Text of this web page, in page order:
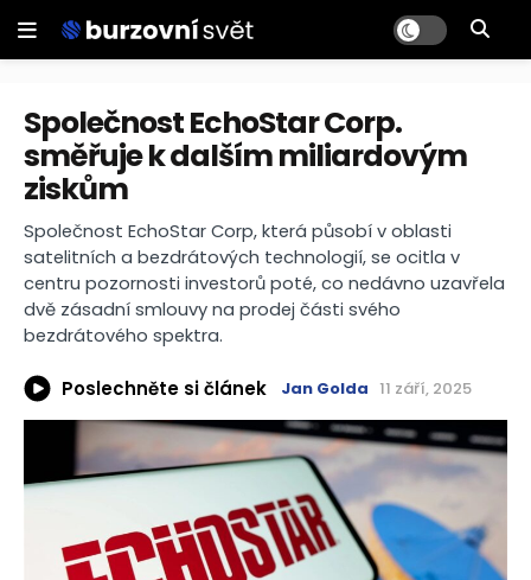
Společnost EchoStar Corp.
směřuje k dalším miliardovým
ziskům
Společnost EchoStar Corp, která působí v oblasti
satelitních a bezdrátových technologií, se ocitla v
centru pozornosti investorů poté, co nedávno uzavřela
dvě zásadní smlouvy na prodej části svého
bezdrátového spektra.
Poslechněte si článek Jan Golda 11 září, 2025